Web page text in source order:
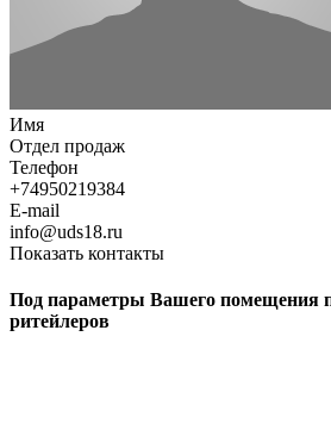
Имя
Отдел продаж
Телефон
+74950219384
E-mail
info@uds18.ru
Показать контакты
Под параметры Вашего помещения
ритейлеров